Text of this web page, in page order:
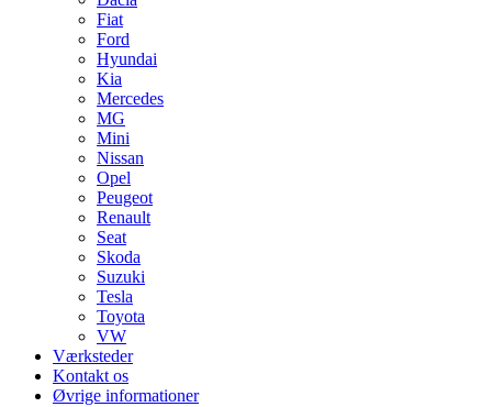
Fiat
Ford
Hyundai
Kia
Mercedes
MG
Mini
Nissan
Opel
Peugeot
Renault
Seat
Skoda
Suzuki
Tesla
Toyota
VW
Værksteder
Kontakt os
Øvrige informationer